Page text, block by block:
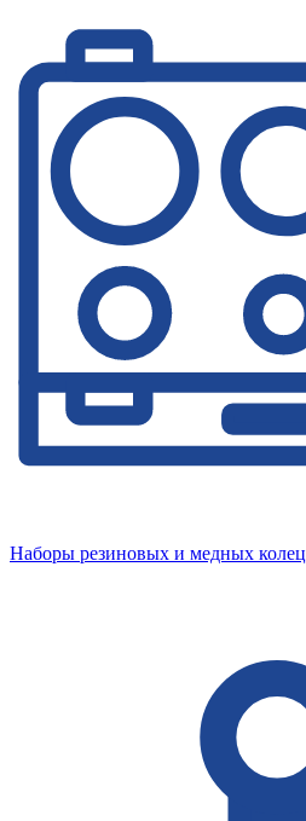
Наборы резиновых и медных колец